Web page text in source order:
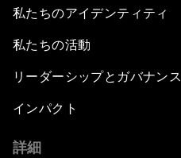
私たちのアイデンティティ
私たちの活動
リーダーシップとガバナンス
インパクト
詳細